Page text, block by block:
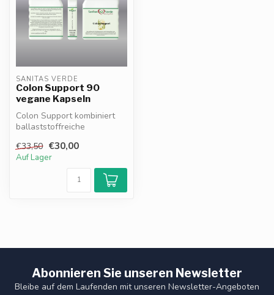
SANITAS VERDE
Colon Support 90
vegane Kapseln
Colon Support kombiniert
ballaststoffreiche
Unterstützung e...
€33,50 €30,00
Auf Lager
Abonnieren Sie unseren Newsletter
Bleibe auf dem Laufenden mit unseren Newsletter-Angeboten